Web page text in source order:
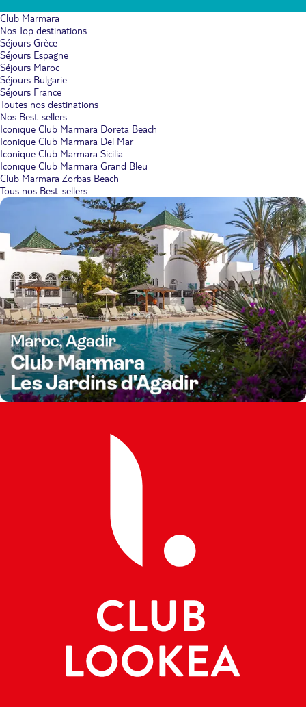
Club Marmara
Nos Top destinations
Séjours Grèce
Séjours Espagne
Séjours Maroc
Séjours Bulgarie
Séjours France
Toutes nos destinations
Nos Best-sellers
Iconique Club Marmara Doreta Beach
Iconique Club Marmara Del Mar
Iconique Club Marmara Sicilia
Iconique Club Marmara Grand Bleu
Club Marmara Zorbas Beach
Tous nos Best-sellers